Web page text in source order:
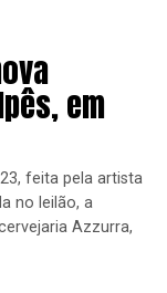
em
feita pela artista
no leilão, a
Azzurra,